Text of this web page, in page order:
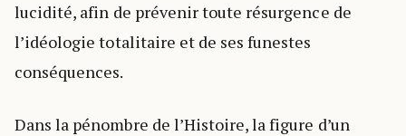
lucidité, afin de prévenir toute résurgence de
l’idéologie totalitaire et de ses funestes
conséquences.
Dans la pénombre de l’Histoire, la figure d’un